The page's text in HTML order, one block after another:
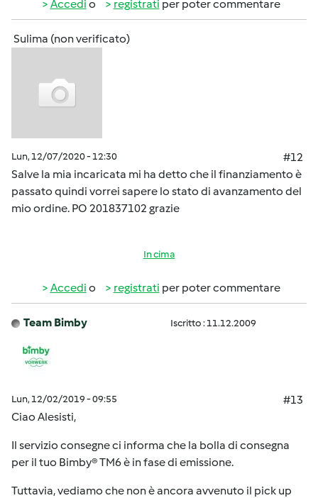
Accedi o registrati per poter commentare
Sulima (non verificato)
Lun, 12/07/2020 - 12:30
#12
Salve la mia incaricata mi ha detto che il finanziamento è
passato quindi vorrei sapere lo stato di avanzamento del
mio ordine. PO 201837102 grazie
In cima
Accedi o registrati per poter commentare
Team Bimby Iscritto : 11.12.2009
Lun, 12/02/2019 - 09:55
#13
Ciao Alesisti,
Il servizio consegne ci informa che la bolla di consegna
per il tuo Bimby® TM6 è in fase di emissione.
Tuttavia, vediamo che non è ancora avvenuto il pick up